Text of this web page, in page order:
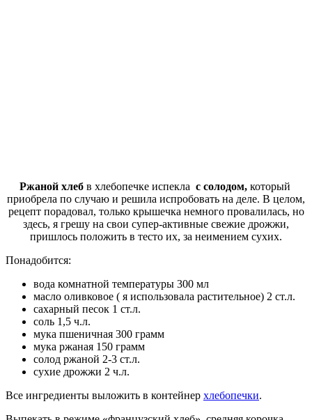
Ржаной хлебв хлебопечке испекла с солодом, который
приобрела по случаю и решила испробовать на деле. В целом,
рецепт порадовал, только крышечка немного провалилась, но
здесь, я грешу на свои супер-активные свежие дрожжи,
пришлось положить в тесто их, за неимением сухих.
Понадобится:
вода комнатной температуры 300 мл
масло оливковое ( я использовала растительное) 2 ст.л.
сахарный песок 1 ст.л.
соль 1,5 ч.л.
мука пшеничная 300 грамм
мука ржаная 150 грамм
солод ржаной 2-3 ст.л.
сухие дрожжи 2 ч.л.
Все ингредиенты выложить в контейнер хлебопечки.